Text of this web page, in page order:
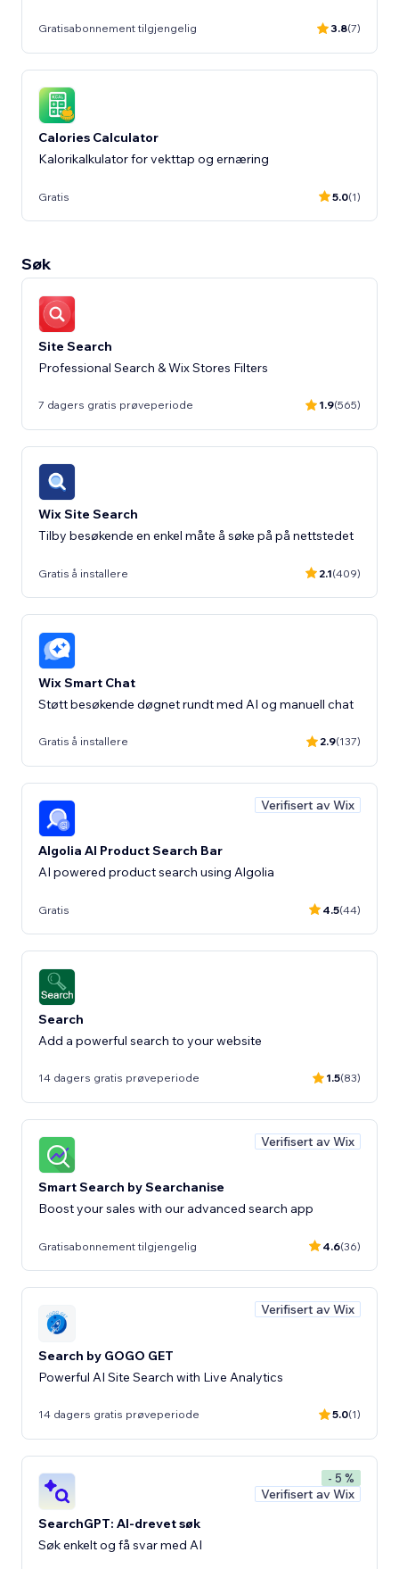
Gratisabonnement tilgjengelig 3.8(7)
Calories Calculator
Kalorikalkulator for vekttap og ernæring
Gratis 5.0(1)
Søk
Site Search
Professional Search & Wix Stores Filters
7 dagers gratis prøveperiode 1.9(565)
Wix Site Search
Gratis å installere 2.1(409)
Wix Smart Chat
Støtt besøkende døgnet rundt med AI og manuell chat
Gratis å installere 2.9(137)
Verifisert av Wix
Algolia AI Product Search Bar
AI powered product search using Algolia
Gratis 4.5(44)
Search
Add a powerful search to your website
14 dagers gratis prøveperiode 1.5(83)
Verifisert av Wix
Smart Search by Searchanise
Boost your sales with our advanced search app
Gratisabonnement tilgjengelig 4.6(36)
Verifisert av Wix
Search by GOGO GET
Powerful AI Site Search with Live Analytics
14 dagers gratis prøveperiode 5.0(1)
- 5 %
Verifisert av Wix
SearchGPT: AI-drevet søk
Søk enkelt og få svar med AI